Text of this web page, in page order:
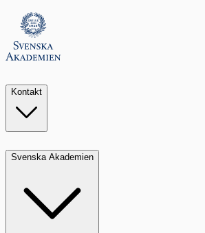
Kontakt
Svenska Akademien